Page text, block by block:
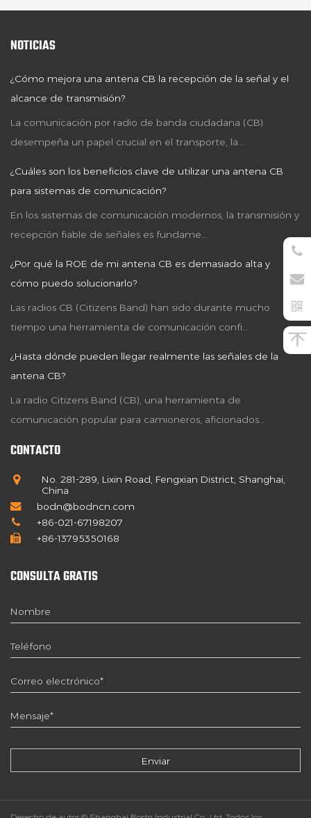
NOTICIAS
¿Cómo mejora una antena CB la recepción de la señal y el
alcance de transmisión?
La comunicación por radio de banda ciudadana (CB)
desempeña un papel crucial en el transporte, la...
¿Cuáles son los beneficios clave de utilizar una antena CB
para sistemas de comunicación?
En los sistemas de comunicación modernos, la transmisión y
recepción fiable de señales es fundame...
¿Por qué la ROE de mi antena CB es demasiado alta y
cómo puedo solucionarlo?
Las radios CB (Citizens Band) han sido durante mucho
tiempo una herramienta de comunicación confi...
¿Hasta dónde pueden llegar realmente las señales de la
antena CB?
La radio Citizens Band (CB), una herramienta de
comunicación popular para camioneros, aficionados...
CONTACTO
No. 281-289, Lixin Road, Fengxian District, Shanghai,
China
bodn@bodncn.com
+86-021-67198207
+86-13795350168
CONSULTA GRATIS